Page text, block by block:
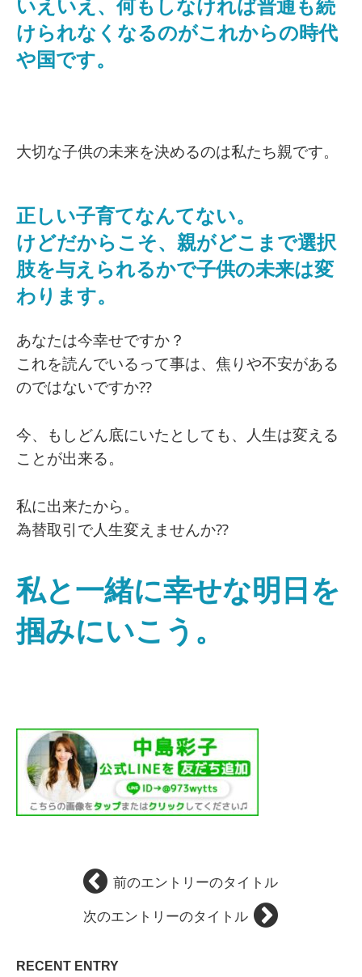
いえいえ、何もしなければ普通も続
けられなくなるのがこれからの時代
や国です。
大切な子供の未来を決めるのは私たち親です。
正しい子育てなんてない。
けどだからこそ、親がどこまで選択
肢を与えられるかで子供の未来は変
わります。
あなたは今幸せですか？
これを読んでいるって事は、焦りや不安がある
のではないですか⁇
今、もしどん底にいたとしても、人生は変える
ことが出来る。
私に出来たから。
為替取引で人生変えませんか⁇
私と一緒に幸せな明日を
掴みにいこう。
前のエントリーのタイトル
次のエントリーのタイトル
RECENT ENTRY